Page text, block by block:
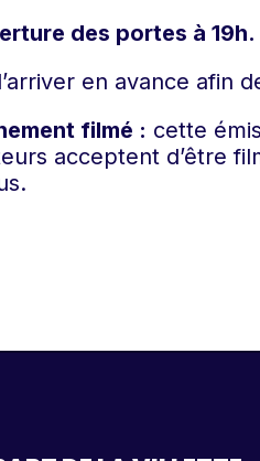
des portes à 19h.
en avance afin
filmé : cette
acceptent d’être